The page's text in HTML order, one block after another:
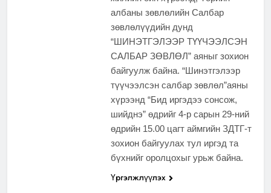
албаны зөвлөлийн Салбар
зөвлөлүүдийн дунд
“ШИНЭТГЭЛЭЭР ТҮҮЧЭЭЛСЭН
САЛБАР ЗӨВЛӨЛ” аяныг зохион
байгуулж байна. “Шинэтгэлээр
түүчээлсэн салбар зөвлөл”аяны
хүрээнд “Бид иргэдээ сонсож,
шийднэ” өдрийг 4-р сарын 29-ний
өдрийн 15.00 цагт аймгийн ЗДТГ-т
зохион байгуулах тул иргэд та
бүхнийг оролцохыг урьж байна.
Үргэлжлүүлэх